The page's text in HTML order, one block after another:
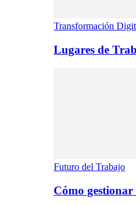
Transformación
Lugares de
Futuro del Trabajo
Cómo